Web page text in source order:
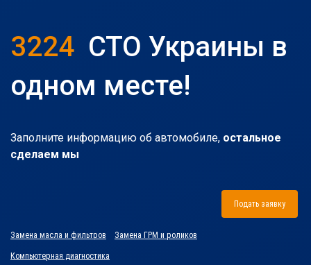
3224 СТО Украины в
одном месте!
Заполните информацию об автомобиле, остальное
сделаем мы
Подать заявку
Замена масла и фильтров Замена ГРМ и роликов
Компьютерная диагностика